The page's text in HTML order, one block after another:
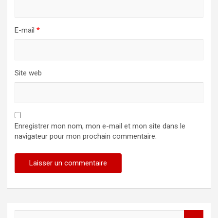
E-mail *
Site web
Enregistrer mon nom, mon e-mail et mon site dans le
navigateur pour mon prochain commentaire.